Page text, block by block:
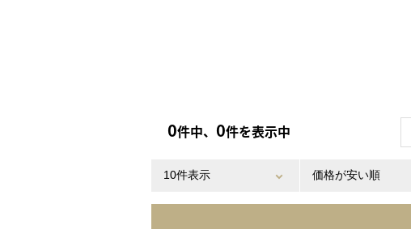
0件中、 0件を表示中